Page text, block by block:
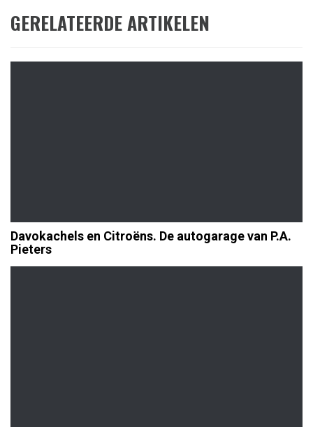
GERELATEERDE ARTIKELEN
Davokachels en Citroëns. De autogarage van P.A.
Pieters